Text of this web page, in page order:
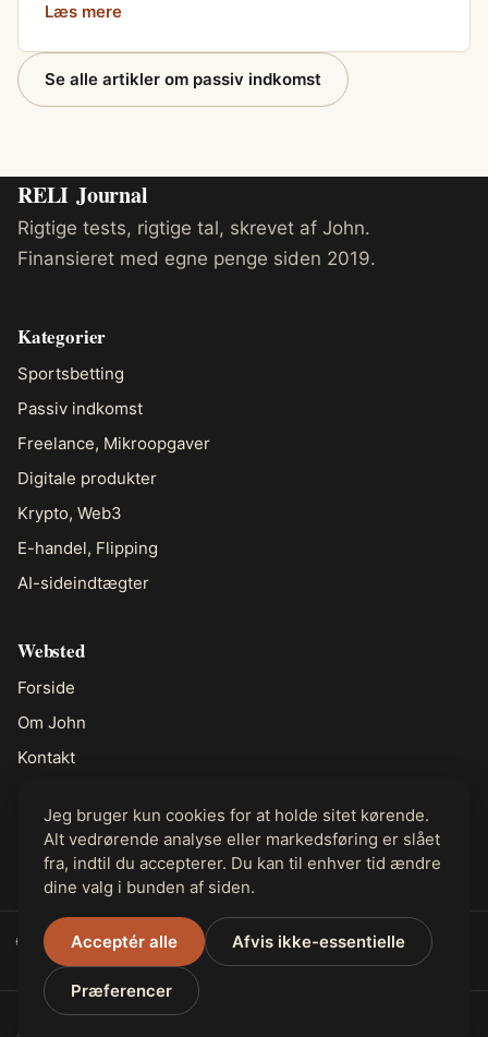
Læs mere
Se alle artikler om passiv indkomst
RELI Journal
Rigtige tests, rigtige tal, skrevet af John.
Finansieret med egne penge siden 2019.
Kategorier
Sportsbetting
Passiv indkomst
Freelance, Mikroopgaver
Digitale produkter
Krypto, Web3
E-handel, Flipping
AI-sideindtægter
Websted
Forside
Om John
Kontakt
Juridisk
Privatliv
🌐 Tilgængelig på 31 sprog
© 2026 RELI Journal. Alle rettigheder forbeholdes.
Jeg bruger kun cookies for at holde sitet kørende.
Alt vedrørende analyse eller markedsføring er slået
fra, indtil du accepterer. Du kan til enhver tid ændre
dine valg i bunden af siden.
Acceptér alle Afvis ikke-essentielle
Præferencer